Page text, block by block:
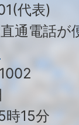
代表)
通電話が
時15分